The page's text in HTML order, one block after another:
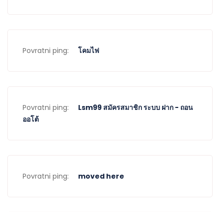
Povratni ping: โคมไฟ
Povratni ping:
Lsm99 สมัครสมาชิก ระบบ ฝาก - ถอน
ออโต้
Povratni ping: moved here